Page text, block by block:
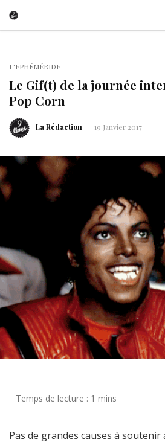
L'EPHÉMÉRIDE
Le Gif(t) de la journée
Pop Corn
La Rédaction 19 Janvier 2017
Pas de grandes causes à soutenir